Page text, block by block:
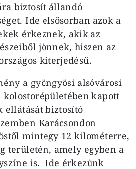
biztosít állandó
Ide elsősorban azok a
érkeznek, akik az
jönnek, hiszen az
kiterjedésű.
a gyöngyösi alsóvárosi
kolostorépületében kapott
ellátását biztosító
Karácsondon
mintegy 12 kilométerre,
területén, amely egyben a
is. Ide érkezünk